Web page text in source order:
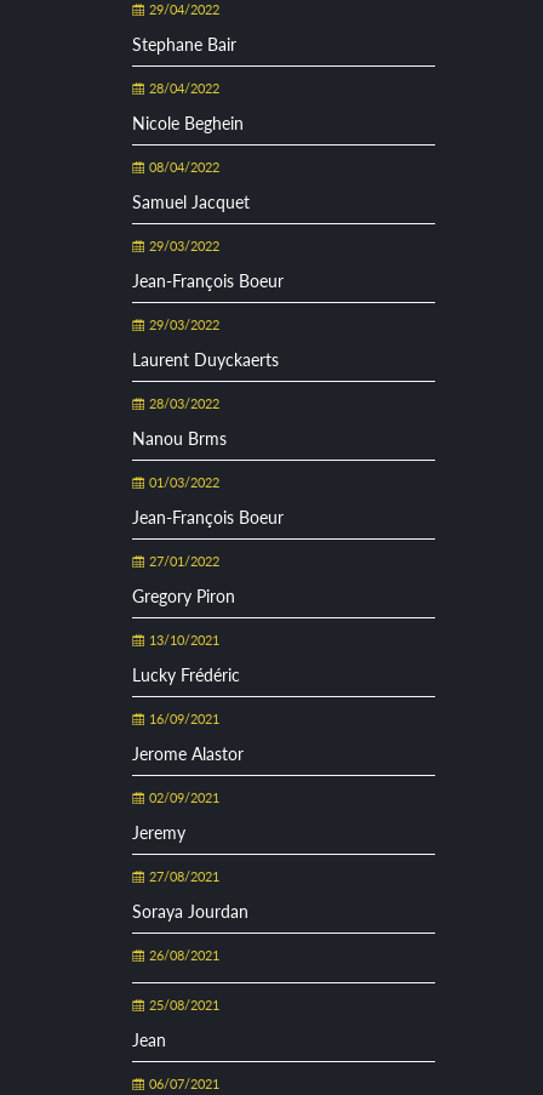
29/04/2022
Stephane Bair
28/04/2022
Nicole Beghein
08/04/2022
Samuel Jacquet
29/03/2022
Jean-François Boeur
29/03/2022
Laurent Duyckaerts
28/03/2022
Nanou Brms
01/03/2022
Jean-François Boeur
27/01/2022
Gregory Piron
13/10/2021
Lucky Frédéric
16/09/2021
Jerome Alastor
02/09/2021
Jeremy
27/08/2021
Soraya Jourdan
26/08/2021
25/08/2021
Jean
06/07/2021